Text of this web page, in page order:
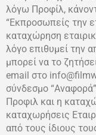
λόγω Προφίλ,
“Εκπροσωπείς την
καταχώρηση
λόγο επιθυμεί την
μπορεί να το
email στο
σύνδεσμο
Προφιλ και η
καταχωρήσεις
από τους ίδιους